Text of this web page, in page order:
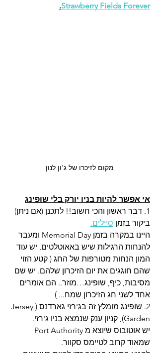
Strawberry Fields Forever
.
מקום לזיכרו של ג'ון לנון
אי אפשר להיות בניו יורק בלי שופינג
1. דבר ראשון והכי חשוב!! לתכנן (אם ניתן)
ביקור בזמן סיילים.
היינו במקרה בזמן Memorial Day ומעבר
להנחות הרגילות שיש באאוטלטים, יש עוד
המון הנחות מטורפות של החג ( קטע הזוי
שהם חוגגים את יום הזיכרון שלהם. יש שם
מסיבות, כיף, שופינג…מוזר.. הם אומרים
אחד לשני חג הזיכרון שמח... )
2. שופינג מומלץ זה בג'רזי גארדנס (Jersey
Garden), קניון ענק שנמצא בניו ג'רזי.
שמאוד קרוב לטיימס סקוור.